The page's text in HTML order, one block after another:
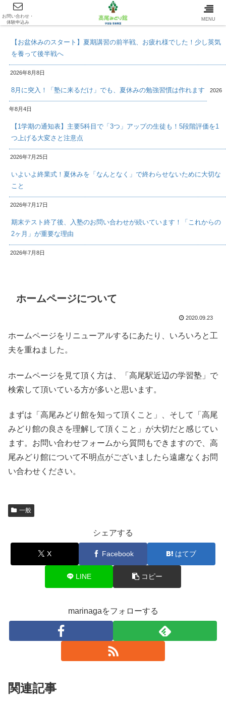
最新情報/INFOMATION
【お盆休みのスタート】夏期講習の前半戦、お疲れ様でした！少し英気
を養って後半戦へ
2026年8月8日
8月に突入！「塾に来るだけ」でも、夏休みの勉強習慣は作れます 2026
年8月4日
【1学期の通知表】主要5科目で「3つ」アップの生徒も！5段階評価を1
つ上げる大変さと注意点
2026年7月25日
いよいよ終業式！夏休みを「なんとなく」で終わらせないために大切な
こと
2026年7月17日
期末テスト終了後、入塾のお問い合わせが続いています！「これからの
2ヶ月」が重要な理由
2026年7月8日
ホームページについて
2020.09.23
ホームページをリニューアルするにあたり、いろいろと工
夫を重ねました。
ホームページを見て頂く方は、「高尾駅近辺の学習塾」で
検索して頂いている方が多いと思います。
まずは「高尾みどり館を知って頂くこと」、そして「高尾
みどり館の良さを理解して頂くこと」が大切だと感じてい
ます。お問い合わせフォームから質問もできますので、高
尾みどり館について不明点がございましたら遠慮なくお問
い合わせください。
一般
シェアする
X Facebook はてブ
LINE コピー
marinagaをフォローする
関連記事
お問い合わせ・
体験申込み
MENU